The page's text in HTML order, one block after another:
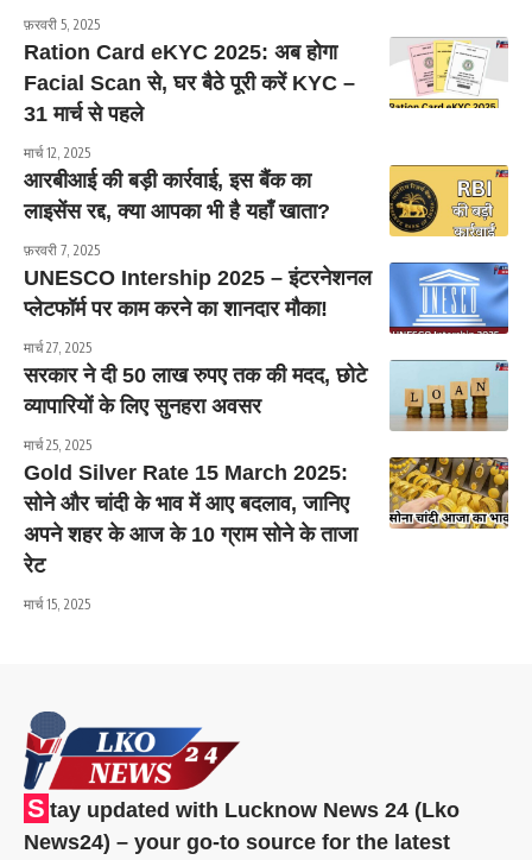
फ़रवरी 5, 2025
Ration Card eKYC 2025: अब होगा
Facial Scan से, घर बैठे पूरी करें KYC –
31 मार्च से पहले
मार्च 12, 2025
आरबीआई की बड़ी कार्रवाई, इस बैंक का
लाइसेंस रद्द, क्या आपका भी है यहाँ खाता?
फ़रवरी 7, 2025
UNESCO Intership 2025 – इंटरनेशनल
प्लेटफॉर्म पर काम करने का शानदार मौका!
मार्च 27, 2025
सरकार ने दी 50 लाख रुपए तक की मदद, छोटे
व्यापारियों के लिए सुनहरा अवसर
मार्च 25, 2025
Gold Silver Rate 15 March 2025:
सोने और चांदी के भाव में आए बदलाव, जानिए
अपने शहर के आज के 10 ग्राम सोने के ताजा
रेट
मार्च 15, 2025
S tay updated with Lucknow News 24 (Lko
News24) – your go-to source for the latest